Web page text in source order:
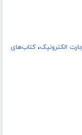
الکترونیک، کتاب‌های